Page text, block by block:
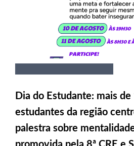
Dia do Estudante: mais
estudantes da região
palestra sobre